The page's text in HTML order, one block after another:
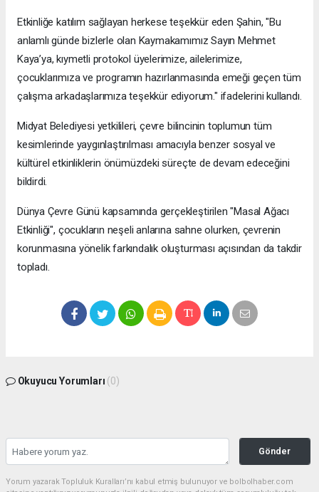
Etkinliğe katılım sağlayan herkese teşekkür eden Şahin, "Bu
anlamlı günde bizlerle olan Kaymakamımız Sayın Mehmet
Kaya’ya, kıymetli protokol üyelerimize, ailelerimize,
çocuklarımıza ve programın hazırlanmasında emeği geçen tüm
çalışma arkadaşlarımıza teşekkür ediyorum." ifadelerini kullandı.
Midyat Belediyesi yetkilileri, çevre bilincinin toplumun tüm
kesimlerinde yaygınlaştırılması amacıyla benzer sosyal ve
kültürel etkinliklerin önümüzdeki süreçte de devam edeceğini
bildirdi.
Dünya Çevre Günü kapsamında gerçekleştirilen "Masal Ağacı
Etkinliği", çocukların neşeli anlarına sahne olurken, çevrenin
korunmasına yönelik farkındalık oluşturması açısından da takdir
topladı.
Okuyucu Yorumları (0)
Gönder
Yorum yazarak Topluluk Kuralları’nı kabul etmiş bulunuyor ve bolbolhaber.com